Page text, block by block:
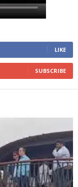
LIKE
SUBSCRIBE